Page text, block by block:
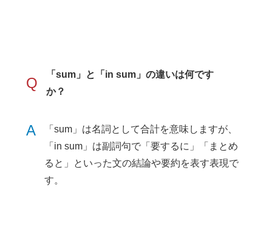
Q
「sum」と「in sum」の違いは何です
か？
A
「sum」は名詞として合計を意味しますが、
「in sum」は副詞句で「要するに」「まとめ
ると」といった文の結論や要約を表す表現で
す。